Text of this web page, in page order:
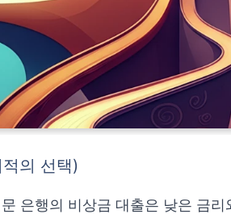
의 선택)
은행의 비상금 대출은 낮은 금리